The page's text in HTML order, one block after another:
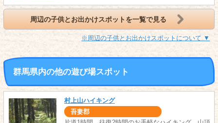
周辺の子供とお出かけスポットを一覧で見る
※周辺の子供とお出かけスポットについて ▼
群馬県内の他の遊び場スポット
村上山ハイキング
吾妻郡